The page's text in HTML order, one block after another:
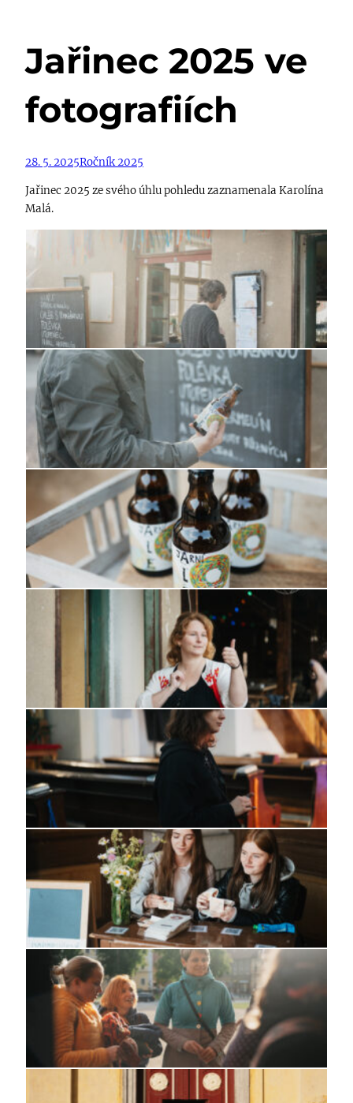
Jařinec 2025 ve
fotografiích
28. 5. 2025Ročník 2025
Jařinec 2025 ze svého úhlu pohledu zaznamenala Karolína
Malá.